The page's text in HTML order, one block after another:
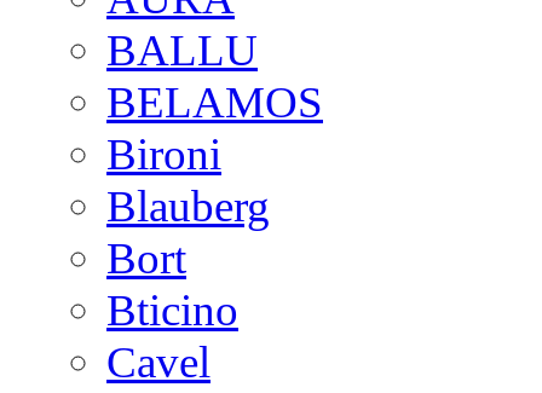
BALLU
BELAMOS
Bironi
Blauberg
Bort
Bticino
Cavel